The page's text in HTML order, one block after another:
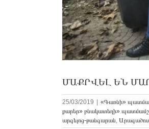
ՄԱՔՐՎԵԼ ԵՆ
25/03/2019 «Գառնի»
քարեր» բնակատեղի»
արգելոց-թանգարան,